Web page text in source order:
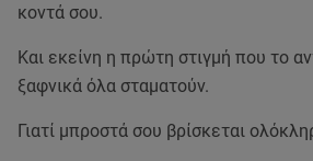
κοντά σου.
Και εκείνη η πρώτη στιγμή που το
ξαφνικά όλα σταματούν.
Γιατί μπροστά σου βρίσκεται